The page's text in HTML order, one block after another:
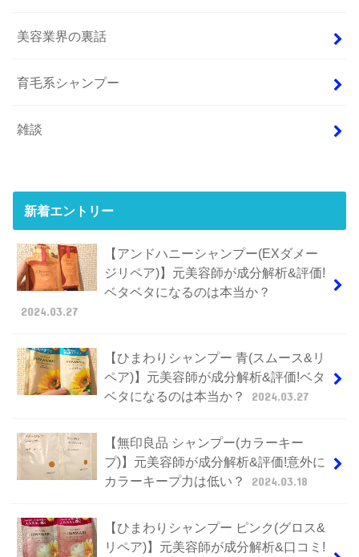
美容業界の裏話
育毛系シャンプー
雑談
新着エントリー
【アンドハニーシャンプー(EXダメー
ジリペア)】元美容師が成分解析&評価!
ベタベタになるのは本当か？
2024.03.27
【ひまわりシャンプー 青(スムース&リ
ペア)】元美容師が成分解析&評価!ベタ
ベタになるのは本当か？
2024.03.27
【無印良品 シャンプー(カラーキー
プ)】元美容師が成分解析&評価!意外に
カラーキープ力は低い？
2024.03.18
【ひまわりシャンプー ピンク(グロス&
リペア)】元美容師が成分解析&口コミ!